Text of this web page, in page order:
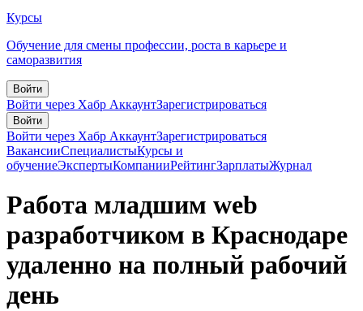
Курсы
Обучение для смены профессии, роста в карьере и
саморазвития
Войти
Войти через Хабр АккаунтЗарегистрироваться
Войти
Войти через Хабр АккаунтЗарегистрироваться
ВакансииСпециалистыКурсы и
обучениеЭкспертыКомпанииРейтингЗарплатыЖурнал
Работа младшим web
разработчиком в Краснодаре
удаленно на полный рабочий
день